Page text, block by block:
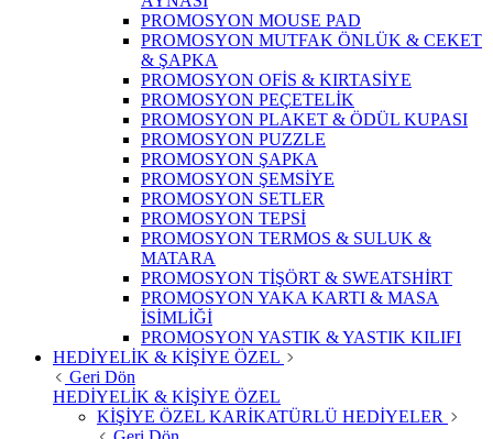
PROMOSYON MOUSE PAD
PROMOSYON MUTFAK ÖNLÜK & CEKET
& ŞAPKA
PROMOSYON OFİS & KIRTASİYE
PROMOSYON PEÇETELİK
PROMOSYON PLAKET & ÖDÜL KUPASI
PROMOSYON PUZZLE
PROMOSYON ŞAPKA
PROMOSYON ŞEMSİYE
PROMOSYON SETLER
PROMOSYON TEPSİ
PROMOSYON TERMOS & SULUK &
MATARA
PROMOSYON TİŞÖRT & SWEATSHİRT
PROMOSYON YAKA KARTI & MASA
İSİMLİĞİ
PROMOSYON YASTIK & YASTIK KILIFI
HEDİYELİK & KİŞİYE ÖZEL
Geri Dön
HEDİYELİK & KİŞİYE ÖZEL
KİŞİYE ÖZEL KARİKATÜRLÜ HEDİYELER